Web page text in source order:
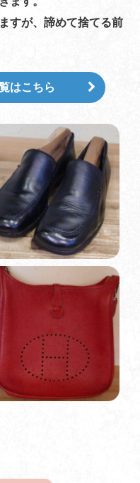
すが、諦めて捨てる前
はこちら